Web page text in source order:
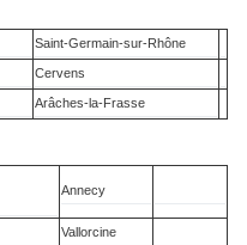
Saint-Germain-sur-Rhône
Cervens
Arâches-la-Frasse
Annecy
Vallorcine